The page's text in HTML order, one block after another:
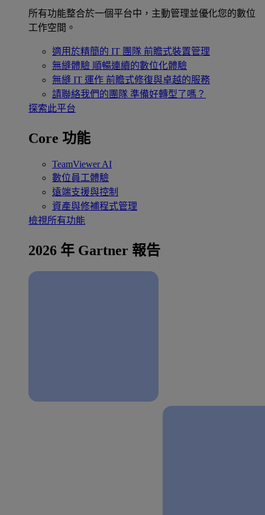
所有功能整合於一個平台中，主動管理並優化您的數位
工作空間。
適用於精簡的 IT 團隊 前瞻式裝置管理
無縫體驗 順暢連續的數位化體驗
無縫 IT 運作 前瞻式修復與卓越的服務
請聯絡我們的團隊 準備好轉型了嗎？
探索此平台
Core 功能
TeamViewer AI
數位員工體驗
遠端支援與控制
資產與修補程式管理
檢視所有功能
2026 年 Gartner 報告